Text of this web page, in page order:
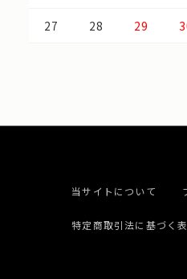
27 28 29
当サイトについて
特定商取引法に基づく